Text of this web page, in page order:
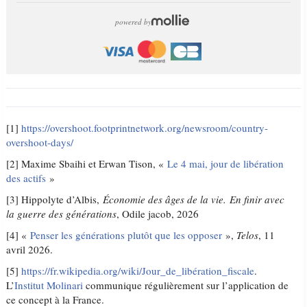
powered by
[1]https://overshoot.footprintnetwork.org/newsroom/country-
overshoot-days/
[2] Maxime Sbaihi et Erwan Tison, «Le 4 mai, jour de libération
des actifs »
[3] Hippolyte d’Albis, Économie des âges de la vie. En finir avec
la guerre des générations, Odile jacob, 2026
[4] «Penser les générations plutôt que les opposer », Telos, 11
avril 2026.
[5]https://fr.wikipedia.org/wiki/Jour_de_libération_fiscale.
L’Institut Molinari communique régulièrement sur l’application de
ce concept à la France.